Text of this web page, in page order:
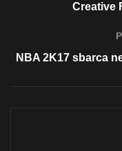
Creative
NBA 2K17 sbarca